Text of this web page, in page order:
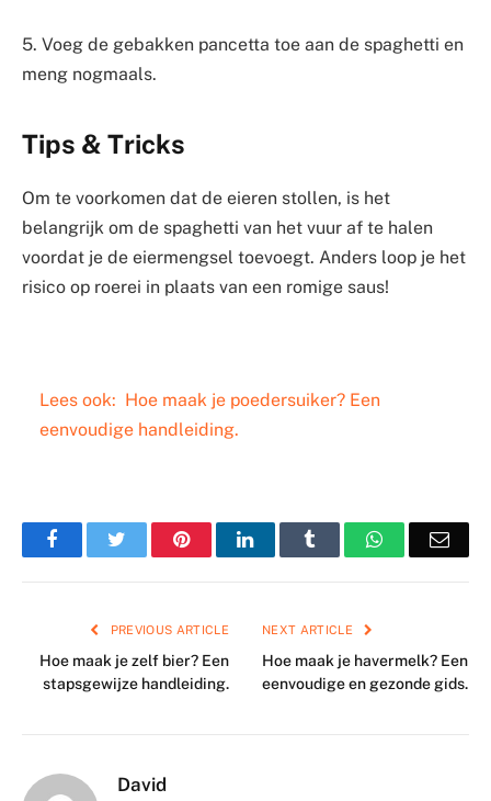
5. Voeg de gebakken pancetta toe aan de spaghetti en
meng nogmaals.
Tips & Tricks
Om te voorkomen dat de eieren stollen, is het
belangrijk om de spaghetti van het vuur af te halen
voordat je de eiermengsel toevoegt. Anders loop je het
risico op roerei in plaats van een romige saus!
Lees ook: Hoe maak je poedersuiker? Een
eenvoudige handleiding.
FacebookTwitter PinterestLinkedIn Tumblr WhatsApp
PREVIOUS ARTICLE
Hoe maak je zelf bier? Een
stapsgewijze handleiding.
NEXT ARTICLE
Hoe maak je havermelk? Een
eenvoudige en gezonde gids.
David